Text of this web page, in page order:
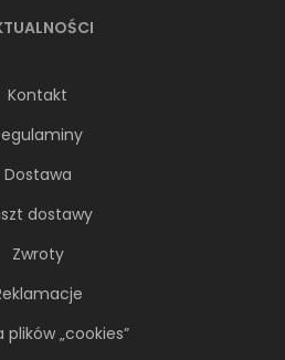
Kontakt
Dostawa
dostawy
Zwroty
plików „cookies”